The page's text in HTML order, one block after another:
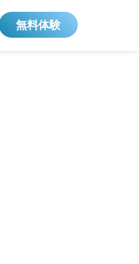
無料体験